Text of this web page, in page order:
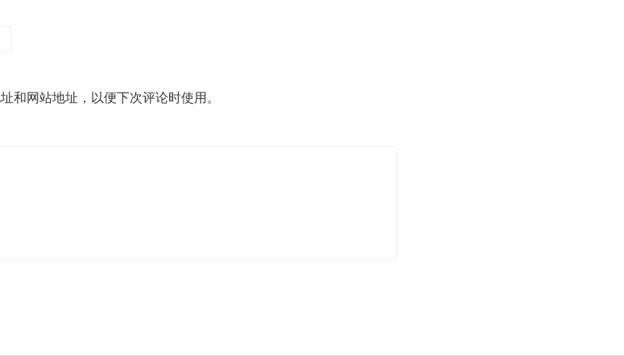
和网站地址，以便下次评论时使用。